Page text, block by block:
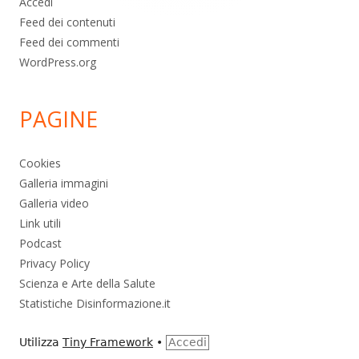
Feed dei contenuti
Feed dei commenti
WordPress.org
PAGINE
Cookies
Galleria immagini
Galleria video
Link utili
Podcast
Privacy Policy
Scienza e Arte della Salute
Statistiche Disinformazione.it
Utilizza Tiny Framework • Accedi